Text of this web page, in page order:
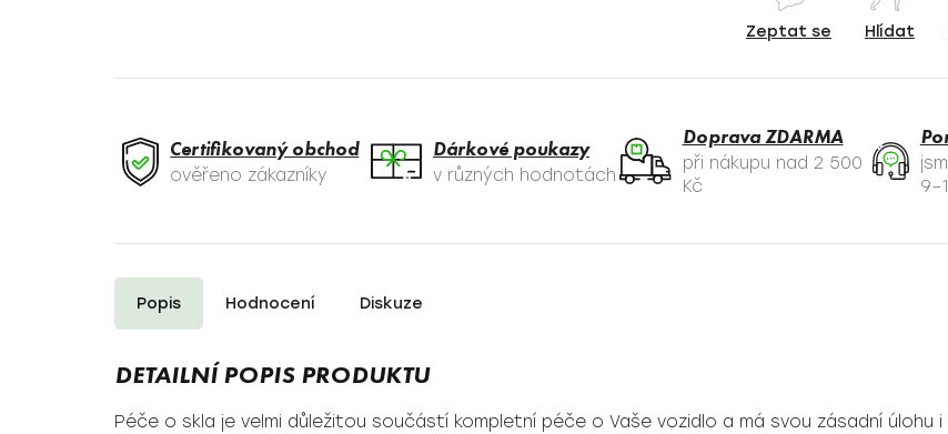
Zeptat se Hlídat
Certifikovaný obchod
ověřeno zákazníky
Dárkové poukazy
v různých hodnotách
Doprava ZDARMA
při nákupu nad 2 500
Kč
Popis Hodnocení Diskuze
Péče o skla je velmi důležitou součástí kompletní péče o Vaše vozidlo a má svou zásadní úlohu